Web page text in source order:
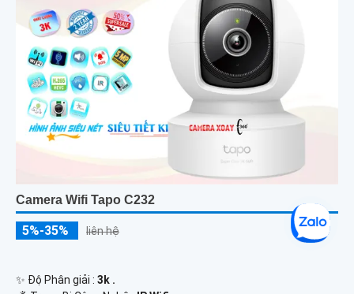
Camera Wifi Tapo C232
5%-35% liên hệ
✨ Độ Phân giải : 3k .